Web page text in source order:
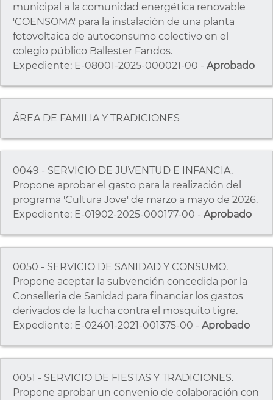
municipal a la comunidad energética renovable
'COENSOMA' para la instalación de una planta
fotovoltaica de autoconsumo colectivo en el
colegio público Ballester Fandos.
Expediente: E-08001-2025-000021-00 - Aprobado
ÁREA DE FAMILIA Y TRADICIONES
0049 - SERVICIO DE JUVENTUD E INFANCIA.
Propone aprobar el gasto para la realización del
programa 'Cultura Jove' de marzo a mayo de 2026.
Expediente: E-01902-2025-000177-00 - Aprobado
0050 - SERVICIO DE SANIDAD Y CONSUMO.
Propone aceptar la subvención concedida por la
Conselleria de Sanidad para financiar los gastos
derivados de la lucha contra el mosquito tigre.
Expediente: E-02401-2021-001375-00 - Aprobado
0051 - SERVICIO DE FIESTAS Y TRADICIONES.
Propone aprobar un convenio de colaboración con